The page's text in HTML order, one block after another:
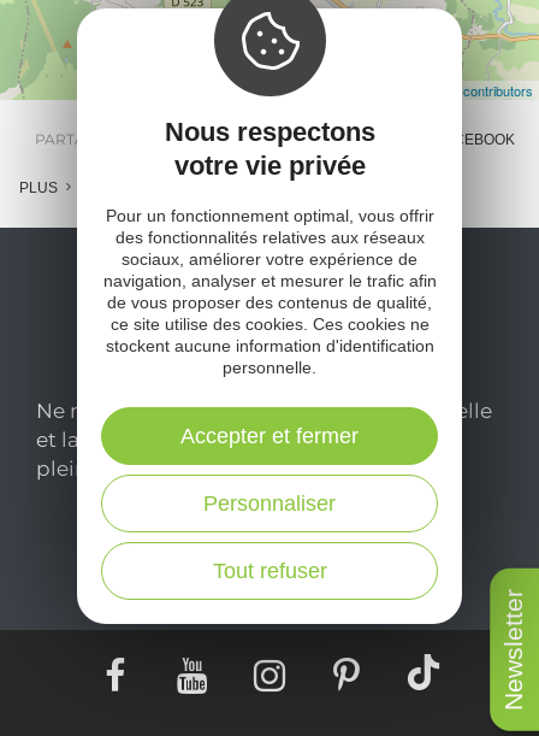
Newsletter
Leaflet| Map data © OpenStreetMap contributors
PARTAGER : E-MAIL MESSENGER FACEBOOK
PLUS
Ne manquez pas notre newsletter mensuelle
et laissez-vous inspirer pour profiter
pleinement de votre séjour en Aveyron.
Je m'abonne ici
Nous respectons
votre vie privée
Pour un fonctionnement optimal, vous offrir
des fonctionnalités relatives aux réseaux
sociaux, améliorer votre expérience de
navigation, analyser et mesurer le trafic afin
de vous proposer des contenus de qualité,
ce site utilise des cookies. Ces cookies ne
stockent aucune information d'identification
personnelle.
Tout refuser
Personnaliser
Accepter et fermer